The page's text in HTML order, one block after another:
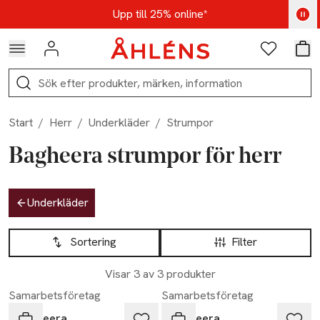
Hoppa till navigationsmenynUpp till 25% online*
Kod: AUG25 - Shoppa nu
Logga in Favoriter
Sök
Start / Herr / Underkläder / Strumpor
Bagheera strumpor för herr
Hoppa till produktsidan
Underkläder
Hoppa till produktsidan
Filter
Sortering
Visar 3 av 3 produkter
Lista över produkter
Samarbetsföretag
Samarbetsföretag